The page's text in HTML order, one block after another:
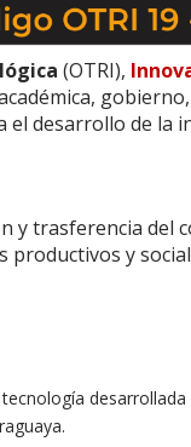
(OTRI),
el desarrollo de
y trasferencia del
y